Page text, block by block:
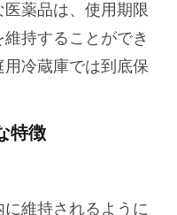
薬品は、使用期限
持することができ
冷蔵庫では到底保
特徴
維持されるように